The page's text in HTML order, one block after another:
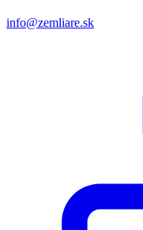
info@zemliare.sk